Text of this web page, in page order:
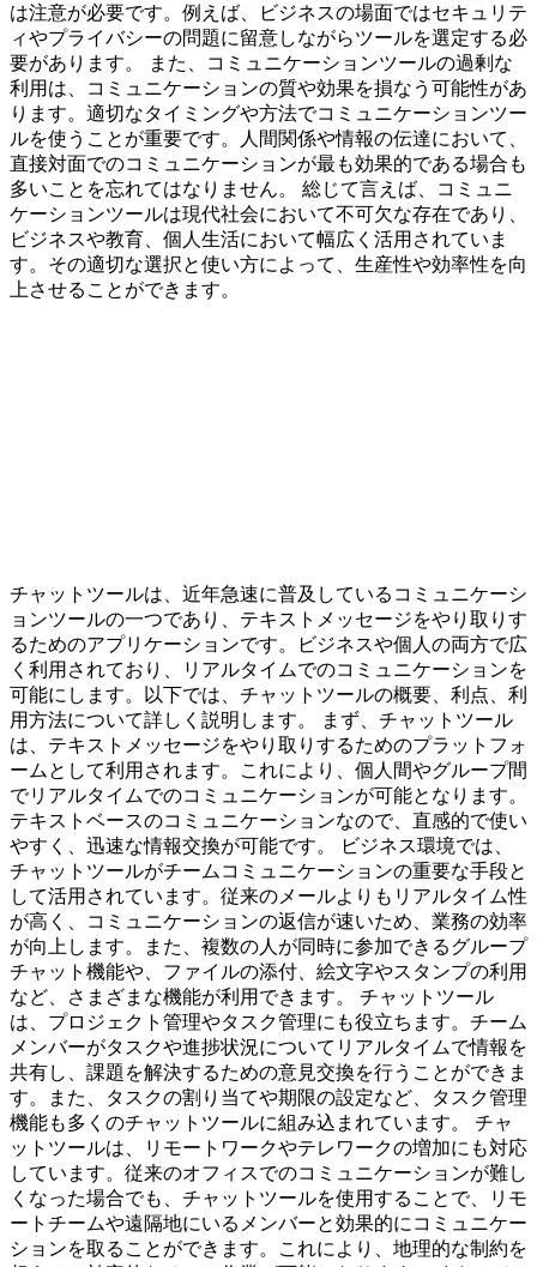
は注意が必要です。例えば、ビジネスの場面ではセキュリテ
ィやプライバシーの問題に留意しながらツールを選定する必
要があります。 また、コミュニケーションツールの過剰な
利用は、コミュニケーションの質や効果を損なう可能性があ
ります。適切なタイミングや方法でコミュニケーションツー
ルを使うことが重要です。人間関係や情報の伝達において、
直接対面でのコミュニケーションが最も効果的である場合も
多いことを忘れてはなりません。 総じて言えば、コミュニ
ケーションツールは現代社会において不可欠な存在であり、
ビジネスや教育、個人生活において幅広く活用されていま
す。その適切な選択と使い方によって、生産性や効率性を向
上させることができます。
チャットツールは、近年急速に普及しているコミュニケーシ
ョンツールの一つであり、テキストメッセージをやり取りす
るためのアプリケーションです。ビジネスや個人の両方で広
く利用されており、リアルタイムでのコミュニケーションを
可能にします。以下では、チャットツールの概要、利点、利
用方法について詳しく説明します。 まず、チャットツール
は、テキストメッセージをやり取りするためのプラットフォ
ームとして利用されます。これにより、個人間やグループ間
でリアルタイムでのコミュニケーションが可能となります。
テキストベースのコミュニケーションなので、直感的で使い
やすく、迅速な情報交換が可能です。 ビジネス環境では、
チャットツールがチームコミュニケーションの重要な手段と
して活用されています。従来のメールよりもリアルタイム性
が高く、コミュニケーションの返信が速いため、業務の効率
が向上します。また、複数の人が同時に参加できるグループ
チャット機能や、ファイルの添付、絵文字やスタンプの利用
など、さまざまな機能が利用できます。 チャットツール
は、プロジェクト管理やタスク管理にも役立ちます。チーム
メンバーがタスクや進捗状況についてリアルタイムで情報を
共有し、課題を解決するための意見交換を行うことができま
す。また、タスクの割り当てや期限の設定など、タスク管理
機能も多くのチャットツールに組み込まれています。 チャ
ットツールは、リモートワークやテレワークの増加にも対応
しています。従来のオフィスでのコミュニケーションが難し
くなった場合でも、チャットツールを使用することで、リモ
ートチームや遠隔地にいるメンバーと効果的にコミュニケー
ションを取ることができます。これにより、地理的な制約を